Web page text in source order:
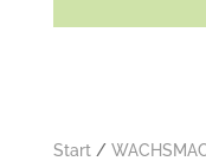
Start /